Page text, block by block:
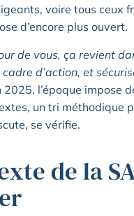
voire tous ceux
d’encore plus ouvert.
de vous, ça revient
d’action, et
l’époque impose
un tri méthodique
se vérifie.
de la